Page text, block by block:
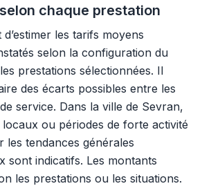
chaque prestation
les tarifs moyens
selon la configuration du
prestations sélectionnées. Il
des écarts possibles entre les
service. Dans la ville de Sevran,
ou périodes de forte activité
les tendances générales
sont indicatifs. Les montants
les prestations ou les situations.